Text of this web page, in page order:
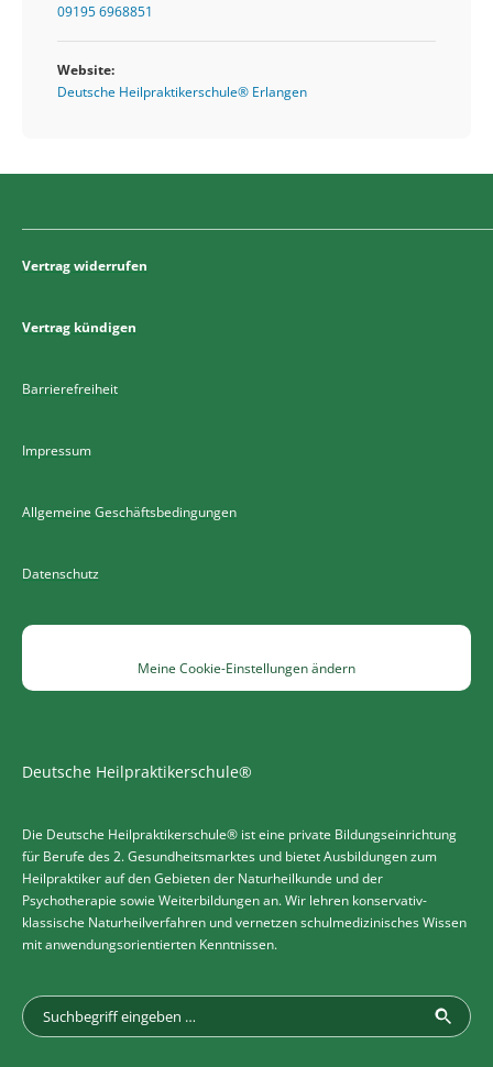
09195 6968851
Website:
Deutsche Heilpraktikerschule® Erlangen
Vertrag widerrufen
Vertrag kündigen
Barrierefreiheit
Impressum
Allgemeine Geschäftsbedingungen
Datenschutz
Meine Cookie-Einstellungen ändern
Deutsche Heilpraktikerschule®
Die Deutsche Heilpraktikerschule® ist eine private Bildungseinrichtung
für Berufe des 2. Gesundheitsmarktes und bietet Ausbildungen zum
Heilpraktiker auf den Gebieten der Naturheilkunde und der
Psychotherapie sowie Weiterbildungen an. Wir lehren konservativ-
klassische Naturheilverfahren und vernetzen schulmedizinisches Wissen
mit anwendungsorientierten Kenntnissen.